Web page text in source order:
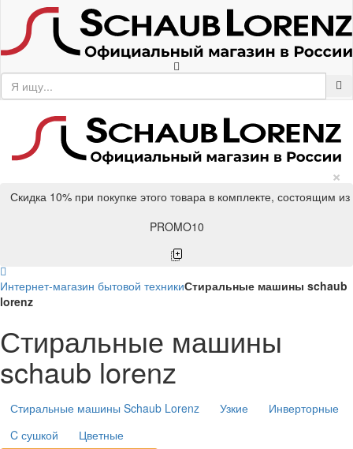
×
Скидка 10% при покупке этого товара в комплекте, состоящим
PROMO10
Интернет-магазин бытовой техникиСтиральные машины schaub
lorenz
Стиральные машины
schaub lorenz
Стиральные машины Schaub Lorenz Узкие
Инверторные
C сушкой
Цветные